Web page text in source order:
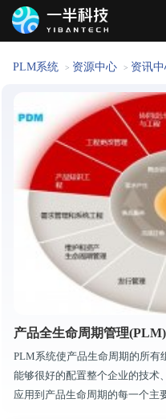
PLM系统 > 资源中心 > 资讯
产品全生命周期管理
PLM系统使产品生命周期的所有
能够很好的配置整个企业的技术
应用到产品生命周期的每一个主